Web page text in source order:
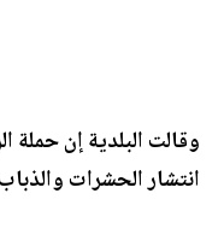
وقالت البلدية إن
انتشار الحشرات